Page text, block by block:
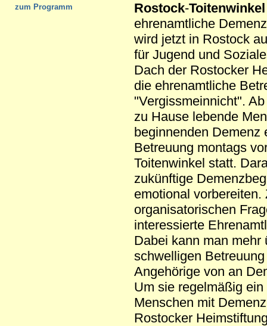
zum Programm
Rostock-Toitenwinkel
ehrenamtliche
wird jetzt in Rostock
für Jugend und
Dach der Rostocker
die ehrenamtliche
"Vergissmeinnicht".
zu Hause lebende
beginnenden Demenz
Betreuung montags
Toitenwinkel statt.
zukünftige
emotional vorbereiten.
organisatorischen
interessierte
Dabei kann man
schwelligen
Angehörige von an
Um sie regelmäßig
Menschen mit
Rostocker